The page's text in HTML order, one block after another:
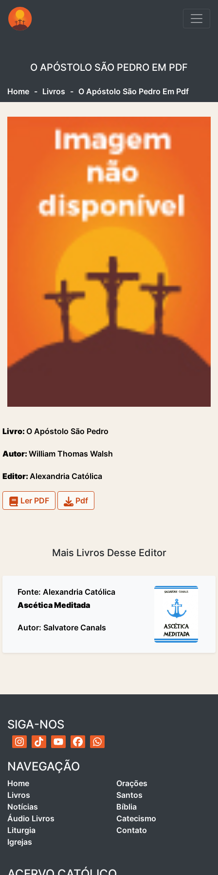
O APÓSTOLO SÃO PEDRO EM PDF
Home - Livros - O Apóstolo São Pedro Em Pdf
Livro: O Apóstolo São Pedro
Autor: William Thomas Walsh
Editor: Alexandria Católica
Ler PDF Pdf
Mais Livros Desse Editor
Fonte: Alexandria Católica
Ascética Meditada
Autor: Salvatore Canals
SIGA-NOS
NAVEGAÇÃO
Home
Livros
Notícias
Áudio Livros
Liturgia
Igrejas
Orações
Santos
Bíblia
Catecismo
Contato